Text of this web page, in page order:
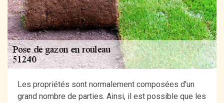
Les propriétés sont normalement composées d'un
grand nombre de parties. Ainsi, il est possible que les